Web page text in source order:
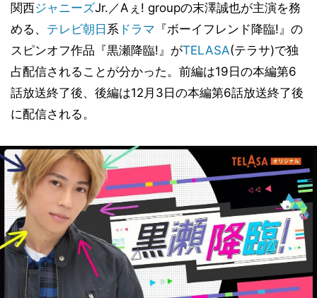
関西ジャニーズJr.／Aぇ! groupの末澤誠也が主演を務
める、 テレビ朝日 系 ドラマ 『ボーイフレンド降臨!』の
スピンオフ作品『黒瀬降臨!』がTELASA(テラサ)で独
占配信されることが分かった。前編は19日の本編第6
話放送終了後、後編は12月3日の本編第6話放送終了後
に配信される。